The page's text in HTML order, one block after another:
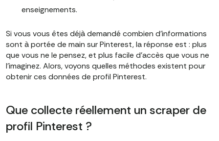
enseignements.
Si vous vous êtes déjà demandé combien d'informations
sont à portée de main sur Pinterest, la réponse est : plus
que vous ne le pensez, et plus facile d'accès que vous ne
l'imaginez. Alors, voyons quelles méthodes existent pour
obtenir ces données de profil Pinterest.
Que collecte réellement un scraper de
profil Pinterest ?